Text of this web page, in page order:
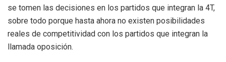
se tomen las decisiones en los partidos que integran la 4T,
sobre todo porque hasta ahora no existen posibilidades
reales de competitividad con los partidos que integran la
llamada oposición.